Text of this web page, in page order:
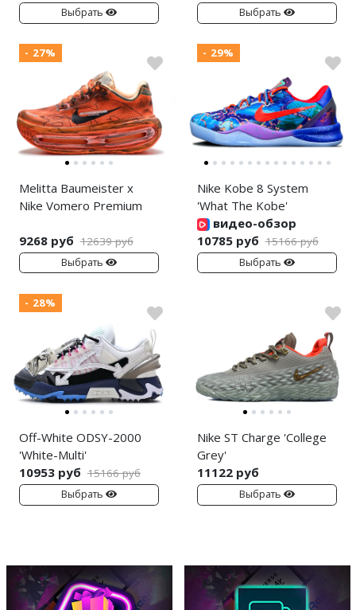
Выбрать Выбрать
- 27%
Melitta Baumeister x
Nike Vomero Premium
9268 руб 12639 руб
Выбрать
- 29%
Nike Kobe 8 System
'What The Kobe'
видео-обзор
10785 руб 15166 руб
Выбрать
- 28%
Off-White ODSY-2000
'White-Multi'
10953 руб 15166 руб
Выбрать
Nike ST Charge 'College
Grey'
11122 руб
Выбрать